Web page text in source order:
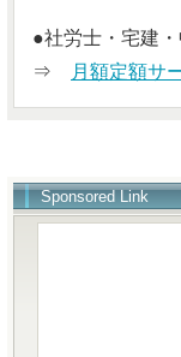
●社労士・宅建
⇒
月額定額サ
Sponsored Link